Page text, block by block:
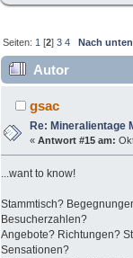
Seiten: 1 [2]3 4 Nach unten
Autor
2011 (Gelesen
gsac
Re: Mineralientage
«Antwort #15 am:
...want to know!
Stammtisch?
Besucherzahlen?
Angebote? Richtungen?
Sensationen?